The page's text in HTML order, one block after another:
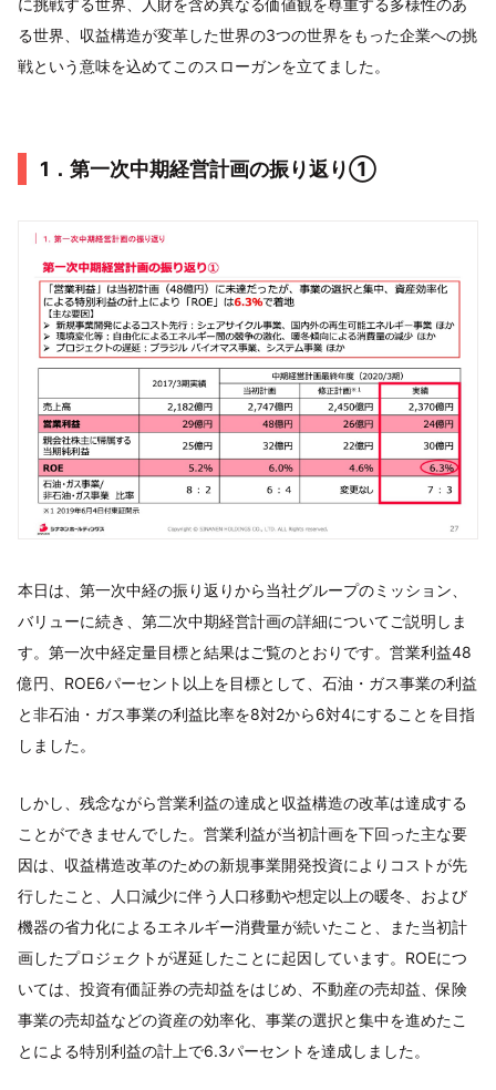
る世界、収益構造が変革した世界の3つの世界をもった企業への挑
戦という意味を込めてこのスローガンを立てました。
1．第一次中期経営計画の振り返り①
本日は、第一次中経の振り返りから当社グループのミッション、
バリューに続き、第二次中期経営計画の詳細についてご説明しま
す。第一次中経定量目標と結果はご覧のとおりです。営業利益48
億円、ROE6パーセント以上を目標として、石油・ガス事業の利益
と非石油・ガス事業の利益比率を8対2から6対4にすることを目指
しました。
しかし、残念ながら営業利益の達成と収益構造の改革は達成する
ことができませんでした。営業利益が当初計画を下回った主な要
因は、収益構造改革のための新規事業開発投資によりコストが先
行したこと、人口減少に伴う人口移動や想定以上の暖冬、および
機器の省力化によるエネルギー消費量が続いたこと、また当初計
画したプロジェクトが遅延したことに起因しています。ROEにつ
いては、投資有価証券の売却益をはじめ、不動産の売却益、保険
事業の売却益などの資産の効率化、事業の選択と集中を進めたこ
とによる特別利益の計上で6.3パーセントを達成しました。